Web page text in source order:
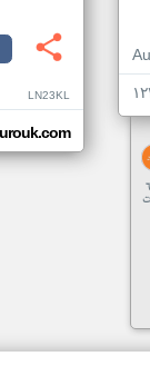
منذ ٦
LN23KL